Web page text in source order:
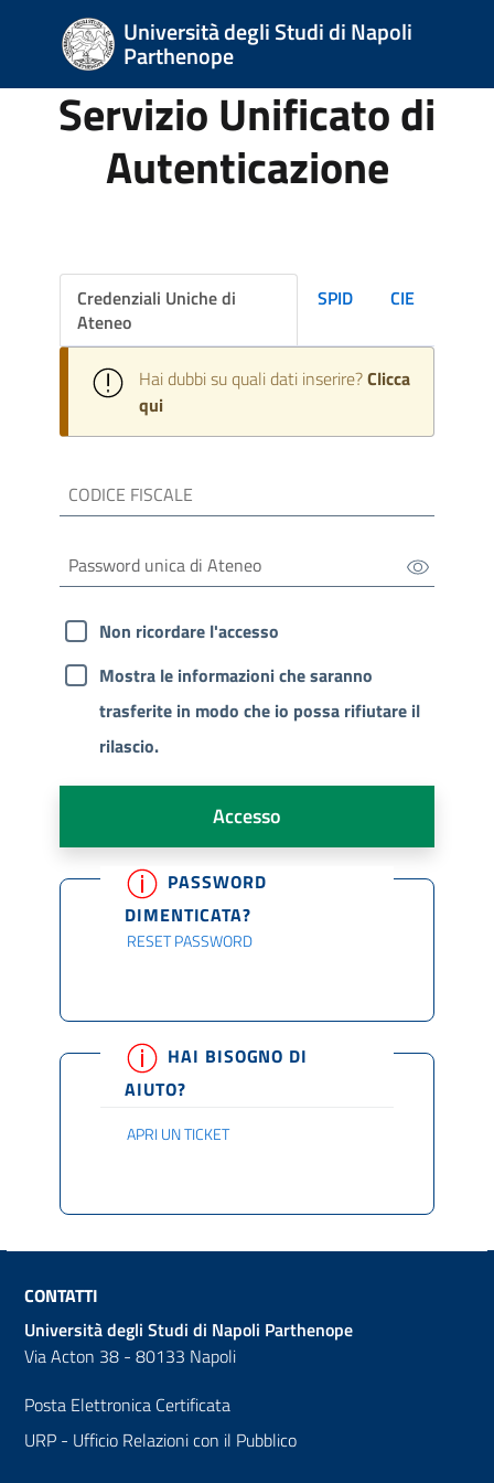
Università degli Studi di Napoli
Parthenope
Servizio Unificato di
Autenticazione
Credenziali Uniche di
Ateneo
SPID CIE
Hai dubbi su quali dati inserire?Clicca
qui
Non ricordare l'accesso
Mostra le informazioni che saranno
trasferite in modo che io possa rifiutare il
rilascio.
Accesso
PASSWORD
DIMENTICATA?
RESET PASSWORD
HAI BISOGNO DI
AIUTO?
APRI UN TICKET
CONTATTI
Università degli Studi di Napoli Parthenope
Via Acton 38 - 80133 Napoli
Posta Elettronica Certificata
URP - Ufficio Relazioni con il Pubblico